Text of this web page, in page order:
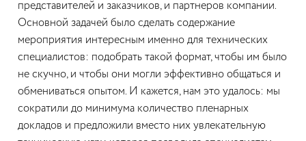
представителей и заказчиков, и партнеров компании.
Основной задачей было сделать содержание
мероприятия интересным именно для технических
специалистов: подобрать такой формат, чтобы им было
не скучно, и чтобы они могли эффективно общаться и
обмениваться опытом. И кажется, нам это удалось: мы
сократили до минимума количество пленарных
докладов и предложили вместо них увлекательную